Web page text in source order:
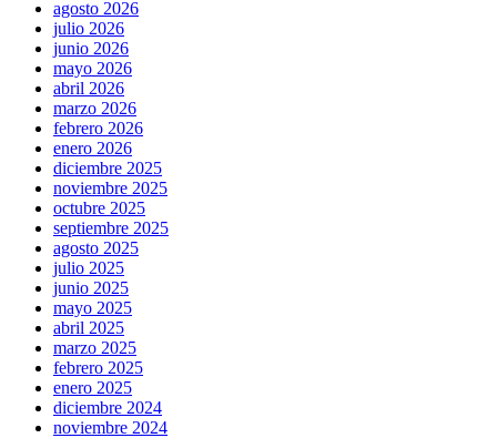
agosto 2026
julio 2026
junio 2026
mayo 2026
abril 2026
marzo 2026
febrero 2026
enero 2026
diciembre 2025
noviembre 2025
octubre 2025
septiembre 2025
agosto 2025
julio 2025
junio 2025
mayo 2025
abril 2025
marzo 2025
febrero 2025
enero 2025
diciembre 2024
noviembre 2024